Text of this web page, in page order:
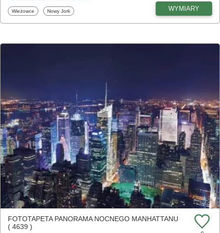
Fototapety
Wieżowce Fototapety
Nowy Jork WYMIARY
FOTOTAPETA PANORAMA NOCNEGO MANHATTANU
( 4639 )